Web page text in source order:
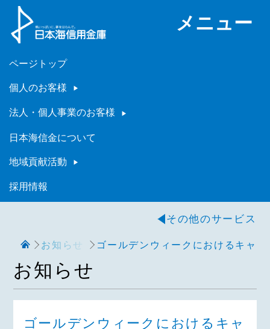
メニュー
ページトップ
個人のお客様
法人・個人事業のお客様
日本海信金について
地域貢献活動
採用情報
その他のサービス
お知らせ ゴールデンウィークにおけるキャ
お知らせ
ゴールデンウィークにおけるキャ